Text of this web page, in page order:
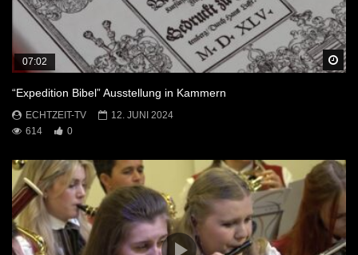
07:02
“Expedition Bibel” Ausstellung in Kammern
ECHTZEIT-TV
12. JUNI 2024
614
0